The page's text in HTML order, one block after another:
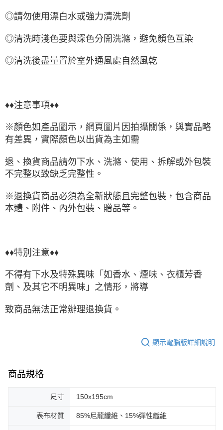
◎請勿使用漂白水或強力清洗劑
◎清洗時淺色要與深色分開洗滌，避免顏色互染
◎清洗後盡量置於室外通風處自然風乾
♦♦注意事項♦♦
※顏色如產品圖示，網頁圖片因拍攝關係，與實品略
有差異，實際顏色以出貨為主如需
退、換貨商品請勿下水、洗滌、使用、拆解或外包裝
不完整以致缺乏完整性。
※退換貨商品必須為全新狀態且完整包裝，包含商品
本體、附件、內外包裝、贈品等。
♦♦特別注意♦♦
不得有下水及特殊異味「如香水、煙味、衣櫃芳香
劑、及其它不明異味」之情形，將導
致商品無法正常辦理退換貨。
顯示電腦版詳細說明
商品規格
尺寸 150x195cm
表布材質 85%尼龍纖維、15%彈性纖維